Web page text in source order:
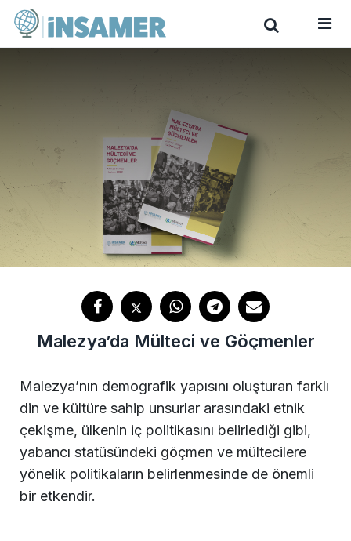
Malezya’da Mülteci ve Göçmenler
Malezya’nın demografik yapısını oluşturan farklı
din ve kültüre sahip unsurlar arasındaki etnik
çekişme, ülkenin iç politikasını belirlediği gibi,
yabancı statüsündeki göçmen ve mültecilere
yönelik politikaların belirlenmesinde de önemli
bir etkendir.